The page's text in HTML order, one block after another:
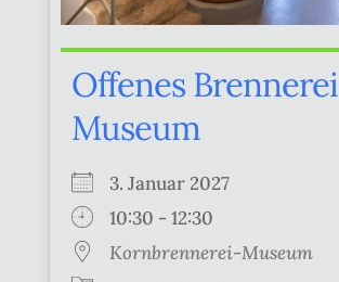
Offenes Brennerei
Museum
3. Januar 2027
10:30 - 12:30
Kornbrennerei-Museum